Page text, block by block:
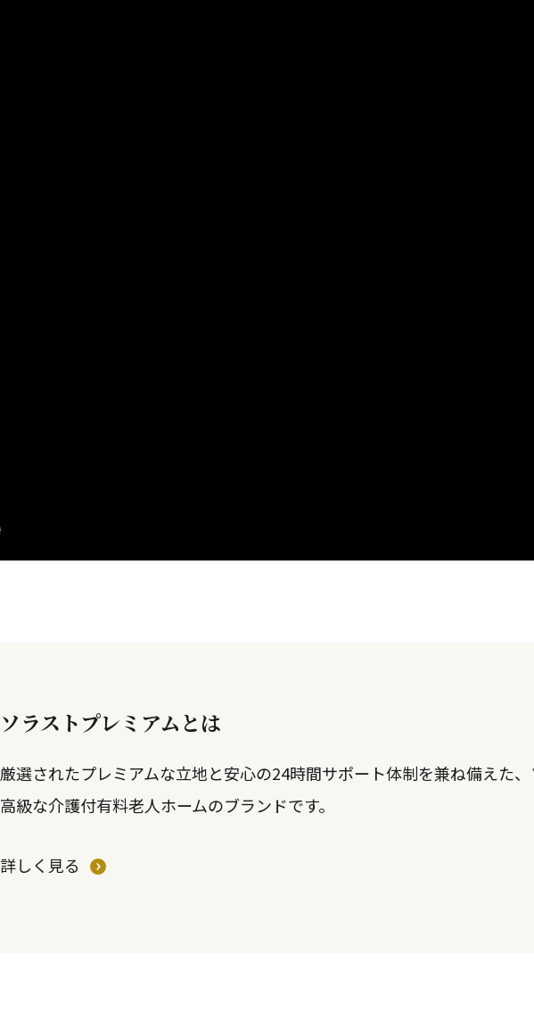
ソラストプレミアムとは
厳選されたプレミアムな立地と安心の24時間サポート体制を兼ね備えた
高級な介護付有料老人ホームのブランドです。
詳しく見る